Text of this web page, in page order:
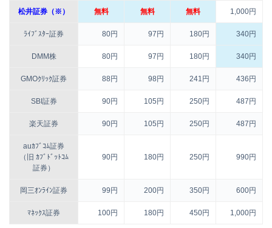
松井証券（※） 無料 無料 無料 1,000円
ﾗｲﾌﾞｽﾀｰ証券 80円 97円 180円 340円
DMM株 80円 97円 180円 340円
GMOｸﾘｯｸ証券 88円 98円 241円 436円
SBI証券 90円 105円 250円 487円
楽天証券 90円 105円 250円 487円
auｶﾌﾞｺﾑ証券
（旧 ｶﾌﾞﾄﾞｯﾄｺﾑ
証券）
90円 180円 250円 990円
岡三ｵﾝﾗｲﾝ証券 99円 200円 350円 600円
ﾏﾈｯｸｽ証券 100円 180円 450円 1,000円